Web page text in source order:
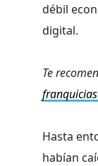
débil
digital.
Te
Hasta
habían